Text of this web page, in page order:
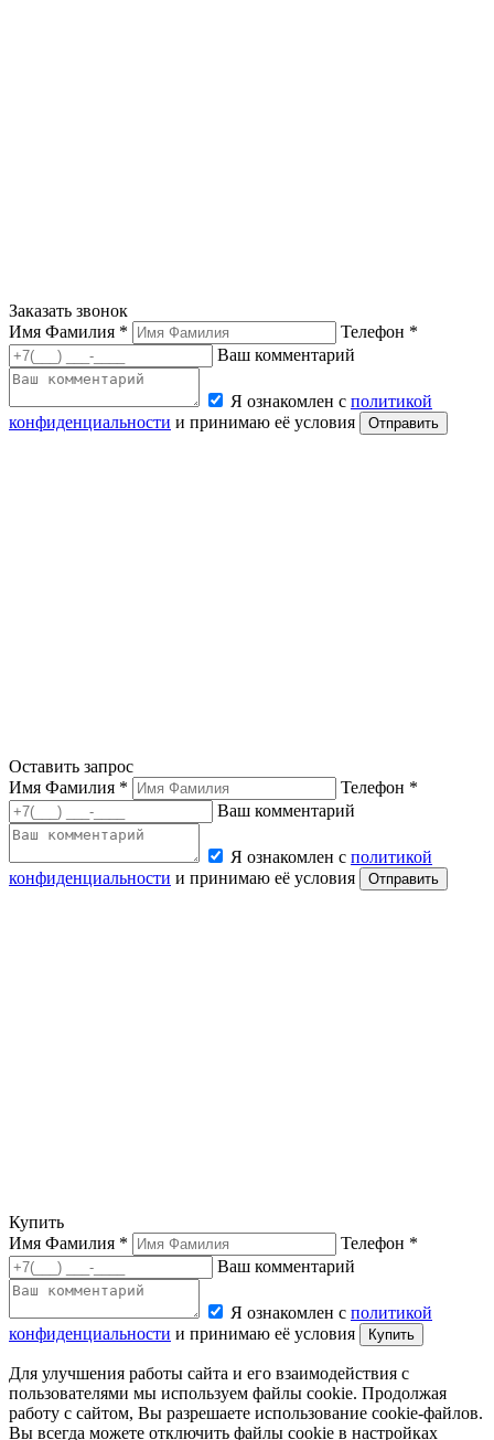
Заказать звонок
Имя Фамилия *
Телефон *
Ваш комментарий
Я ознакомлен с политикой
конфиденциальности и принимаю её условия Отправить
Оставить запрос
Имя Фамилия *
Телефон *
Ваш комментарий
Я ознакомлен с политикой
конфиденциальности и принимаю её условия Отправить
Купить
Имя Фамилия *
Телефон *
Ваш комментарий
Я ознакомлен с политикой
конфиденциальности и принимаю её условия Купить
Для улучшения работы сайта и его взаимодействия с
пользователями мы используем файлы cookie. Продолжая
работу с сайтом, Вы разрешаете использование cookie-файлов.
Вы всегда можете отключить файлы cookie в настройках